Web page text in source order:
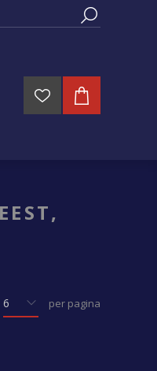
per pagina